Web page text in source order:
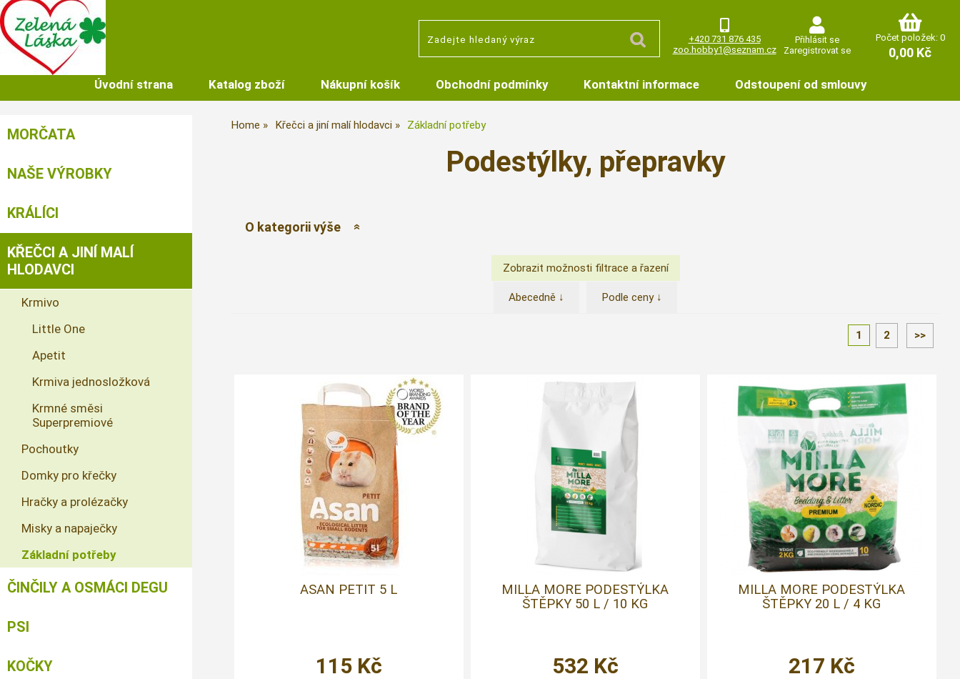
+420 731 876 435
zoo.hobby1@seznam.cz
Přihlásit se
Zaregistrovat se
Počet položek: 0
0,00 Kč
Úvodní strana Katalog zboží Nákupní košík Obchodní podmínky Kontaktní informace Odstoupení od smlouvy
Home Křečci a jiní malí hlodavci Základní potřeby
Podestýlky, přepravky
O kategorii výše
Abecedně ↓ Podle ceny ↓
1 2 >>
ASAN PETIT 5 L
115 Kč
MILLA MORE PODESTÝLKA
ŠTĚPKY 50 L / 10 KG
532 Kč
MILLA MORE PODESTÝLKA
ŠTĚPKY 20 L / 4 KG
217 Kč
MORČATA
NAŠE VÝROBKY
KRÁLÍCI
KŘEČCI A JINÍ MALÍ
HLODAVCI
Krmivo
Little One
Apetit
Krmiva jednosložková
Krmné směsi
Superpremiové
Pochoutky
Domky pro křečky
Hračky a prolézačky
Misky a napaječky
Základní potřeby
ČINČILY A OSMÁCI DEGU
PSI
KOČKY